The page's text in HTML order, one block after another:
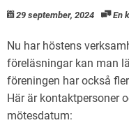
29 september, 2024 En
Nu har höstens
föreläsningar kan man
föreningen har också
Här är kontaktpersoner
mötesdatum: